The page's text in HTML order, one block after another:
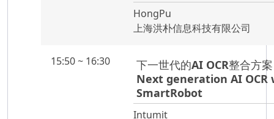
HongPu
上海洪朴信息科技有限公司
15:50 ~ 16:30
下一世代的AI OCR整合方
Next generation AI OCR
SmartRobot
Intumit